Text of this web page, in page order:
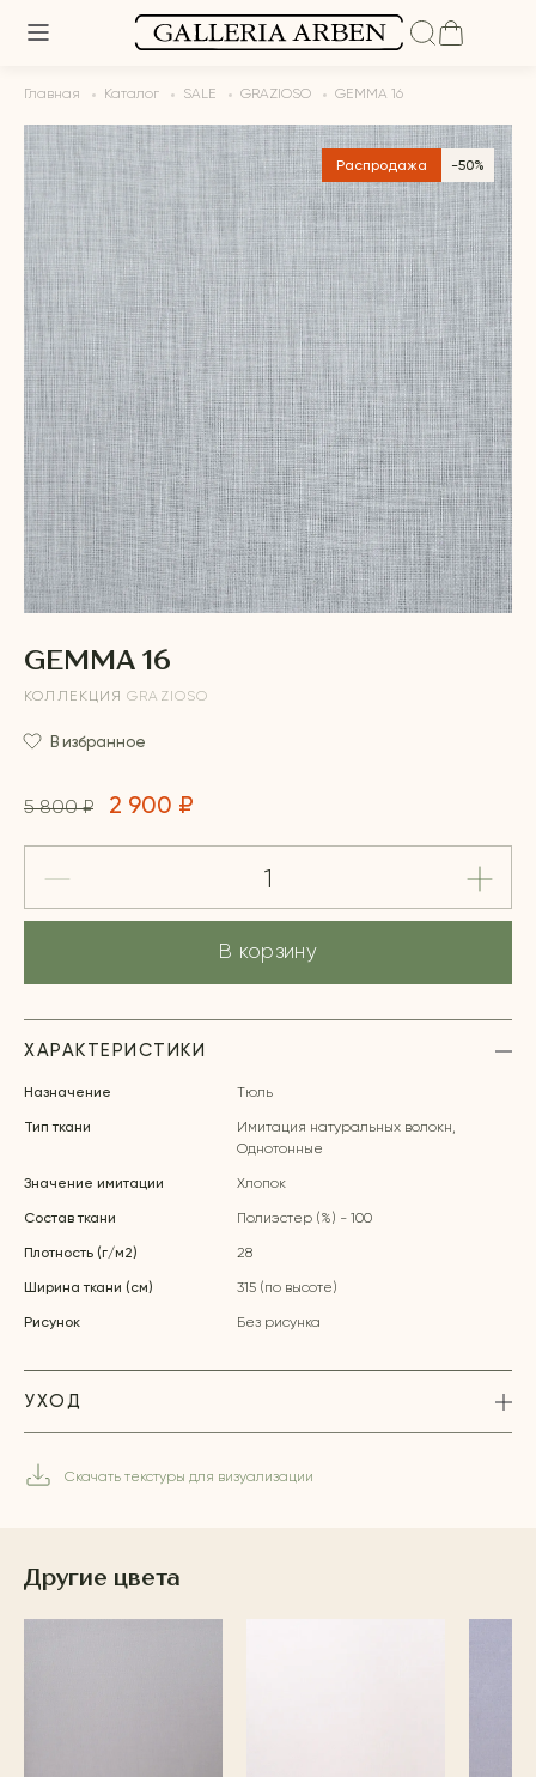
Главная Каталог SALE GRAZIOSO GEMMA 16
Распродажа -50%
GEMMA 16
КОЛЛЕКЦИЯ GRAZIOSO
В избранное
5 800 ₽ 2 900 ₽
В корзину
ХАРАКТЕРИСТИКИ
Назначение Тюль
Тип ткани
Имитация натуральных волокн,
Однотонные
Значение имитации Хлопок
Состав ткани Полиэстер (%) - 100
Плотность (г/м2) 28
Ширина ткани (см) 315 (по высоте)
Рисунок Без рисунка
УХОД
Скачать текстуры для визуализации
Другие цвета